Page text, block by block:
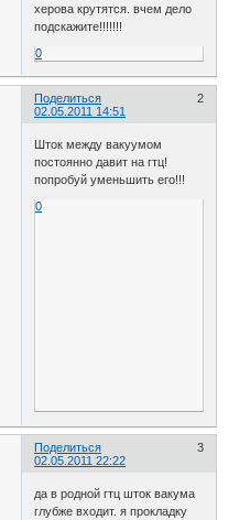
херова крутятся. вчем дело
подскажите!!!!!!!
0
Поделиться
2
02.05.2011 14:51
Шток между вакуумом
постоянно давит на гтц!
попробуй уменьшить его!!!
0
Поделиться
3
02.05.2011 22:22
да в родной гтц шток вакума
глубже входит. я прокладку